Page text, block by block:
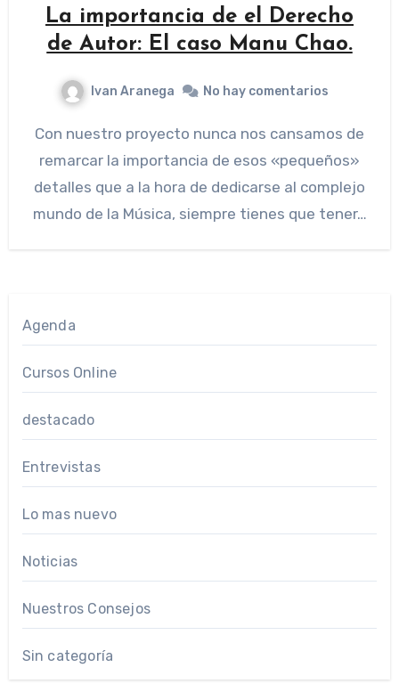
La importancia de el Derecho
de Autor: El caso Manu Chao.
Ivan Aranega No hay comentarios
Con nuestro proyecto nunca nos cansamos de
remarcar la importancia de esos «pequeños»
detalles que a la hora de dedicarse al complejo
mundo de la Música, siempre tienes que tener…
Agenda
Cursos Online
destacado
Entrevistas
Lo mas nuevo
Noticias
Nuestros Consejos
Sin categoría